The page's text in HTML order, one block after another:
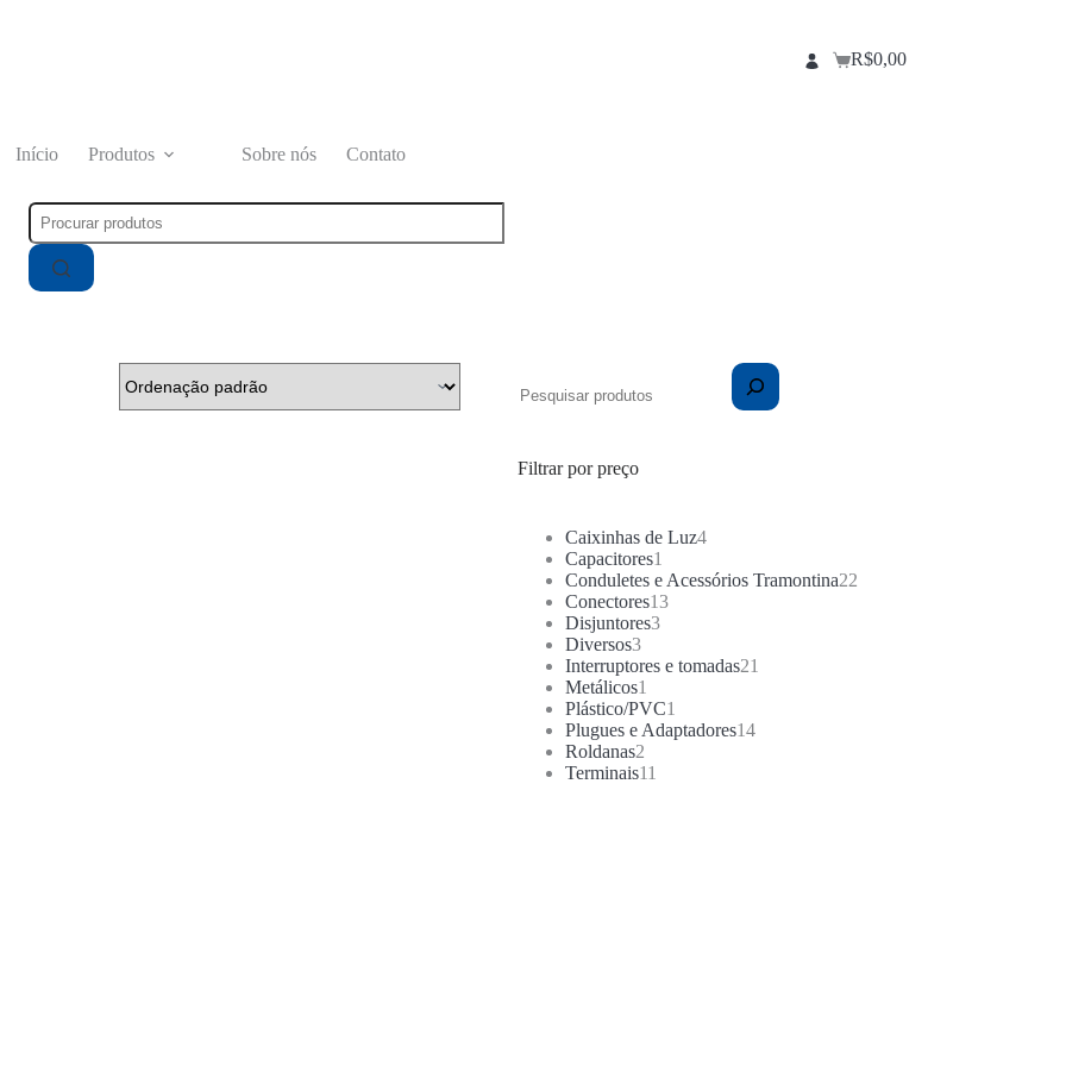
Carrinho
R$0,00
Início Produtos Sobre nós Contato
Pesquisar
por:
Filtrar por preço
Caixinhas de Luz44
Capacitores1
produto
Conduletes e Acessórios Tramontina22
Conectores1313
Disjuntores33
Diversos33
produtos
Interruptores e tomadas21
Metálicos1
produto
Plástico/PVC1
produto
Plugues e Adaptadores1414
Roldanas2
produtos
Terminais11